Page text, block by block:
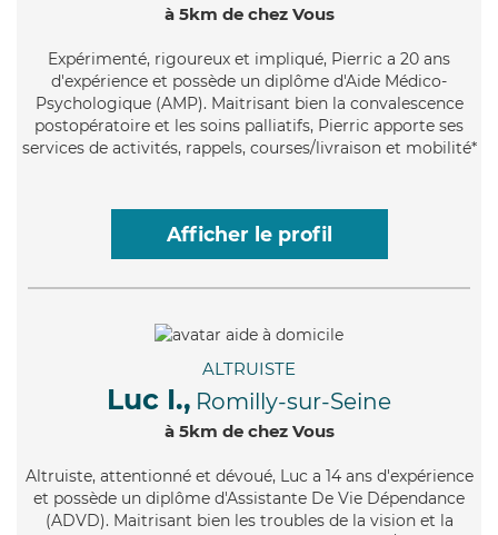
à 5km de chez Vous
Expérimenté, rigoureux et impliqué, Pierric a 20 ans
d'expérience et possède un diplôme d'Aide Médico-
Psychologique (AMP). Maitrisant bien la convalescence
postopératoire et les soins palliatifs, Pierric apporte ses
services de activités, rappels, courses/livraison et mobilité*
Afficher le profil
ALTRUISTE
Luc I., Romilly-sur-Seine
à 5km de chez Vous
Altruiste, attentionné et dévoué, Luc a 14 ans d'expérience
et possède un diplôme d'Assistante De Vie Dépendance
(ADVD). Maitrisant bien les troubles de la vision et la